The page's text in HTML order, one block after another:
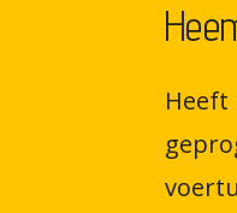
Heeft